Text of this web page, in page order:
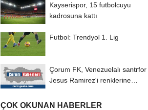
Kayserispor, 15 futbolcuyu
kadrosuna kattı
Futbol: Trendyol 1. Lig
Çorum FK, Venezuelalı santrfor
Jesus Ramirez'i renklerine
ÇOK OKUNAN HABERLER